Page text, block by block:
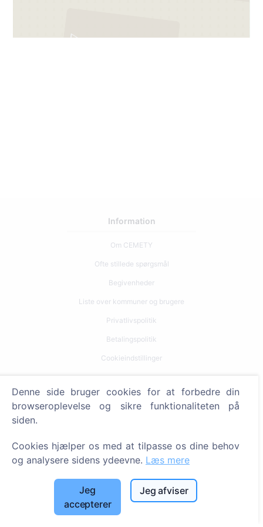
7
Information
Om CEMETY
Ofte stillede spørgsmål
Begivenheder
Liste over kommuner og brugere
Privatlivspolitik
Betalingspolitik
Cookieindstillinger
Søg efter afdøde
Tjenester
Kontakt
SIA "CEMETY", LV40103618951
Denne side bruger cookies for at forbedre din
browseroplevelse og sikre funktionaliteten på
siden.
Cookies hjælper os med at tilpasse os dine behov
og analysere sidens ydeevne. Læs mere
Jeg
accepterer
Jeg afviser